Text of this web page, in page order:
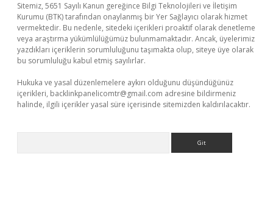
Sitemiz, 5651 Sayılı Kanun gereğince Bilgi Teknolojileri ve İletişim
Kurumu (BTK) tarafından onaylanmış bir Yer Sağlayıcı olarak hizmet
vermektedir. Bu nedenle, sitedeki içerikleri proaktif olarak denetleme
veya araştırma yükümlülüğümüz bulunmamaktadır. Ancak, üyelerimiz
yazdıkları içeriklerin sorumluluğunu taşımakta olup, siteye üye olarak
bu sorumluluğu kabul etmiş sayılırlar.
Hukuka ve yasal düzenlemelere aykırı olduğunu düşündüğünüz
içerikleri, backlinkpanelicomtr@gmail.com adresine bildirmeniz
halinde, ilgili içerikler yasal süre içerisinde sitemizden kaldırılacaktır.